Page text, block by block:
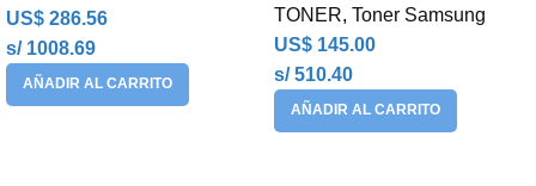
US$ 286.56
s/ 1008.69
AÑADIR AL CARRITO
TONER, Toner Samsung
US$ 145.00
s/ 510.40
AÑADIR AL CARRITO